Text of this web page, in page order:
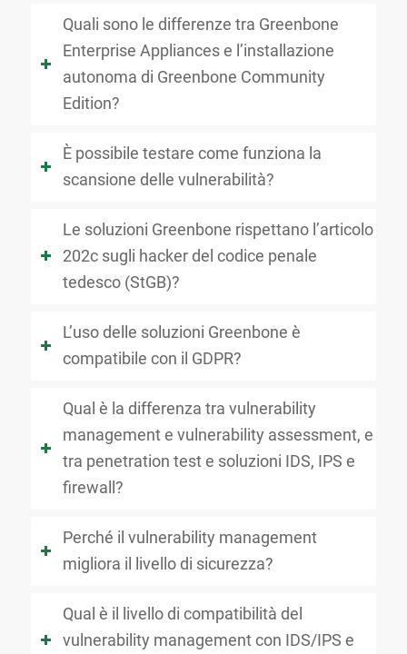
Quali sono le differenze tra Greenbone
Enterprise Appliances e l’installazione
autonoma di Greenbone Community
Edition?
È possibile testare come funziona la
scansione delle vulnerabilità?
Le soluzioni Greenbone rispettano l’articolo
202c sugli hacker del codice penale
tedesco (StGB)?
L’uso delle soluzioni Greenbone è
compatibile con il GDPR?
Qual è la differenza tra vulnerability
management e vulnerability assessment, e
tra penetration test e soluzioni IDS, IPS e
firewall?
Perché il vulnerability management
migliora il livello di sicurezza?
Qual è il livello di compatibilità del
vulnerability management con IDS/IPS e